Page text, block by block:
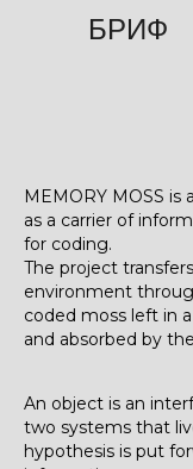
БРИФ
MEMORY MOSS
as a carrier of
for coding.
The project
environment
coded moss left in
and absorbed by
An object is an
two systems that
hypothesis is put